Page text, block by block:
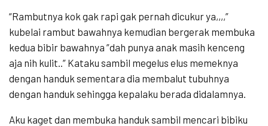
“Rambutnya kok gak rapi gak pernah dicukur ya,,,,”
kubelai rambut bawahnya kemudian bergerak membuka
kedua bibir bawahnya ”dah punya anak masih kenceng
aja nih kulit..” Kataku sambil megelus elus memeknya
dengan handuk sementara dia membalut tubuhnya
dengan handuk sehingga kepalaku berada didalamnya.
Aku kaget dan membuka handuk sambil mencari bibiku